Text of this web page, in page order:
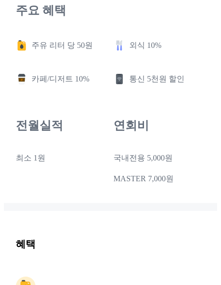
주요 혜택
주유 리터 당 50원 외식 10%
카페/디저트 10% 통신 5천원 할인
전월실적
최소 1원
연회비
국내전용 5,000원
MASTER 7,000원
혜택